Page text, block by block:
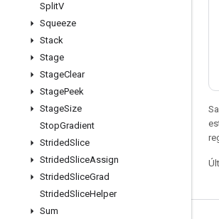
SplitV
Squeeze
Stack
Stage
StageClear
StagePeek
StageSize
StopGradient
StridedSlice
StridedSliceAssign
StridedSliceGrad
StridedSliceHelper
Sum